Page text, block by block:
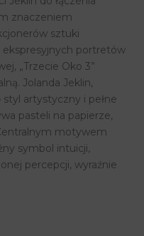
znaczeniem
sztuki
portretów
„Trzecie Oko 3”
Jolanda Jeklin,
artystyczny i pełne
pasteli na papierze,
motywem
symbol intuicji,
percepcji, wyraźnie